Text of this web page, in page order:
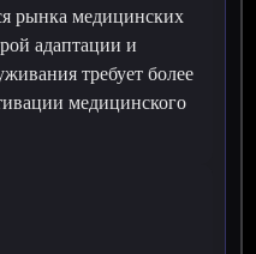
рынка медицинских
адаптации и
требует более
медицинского